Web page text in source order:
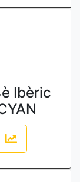
Ibèric